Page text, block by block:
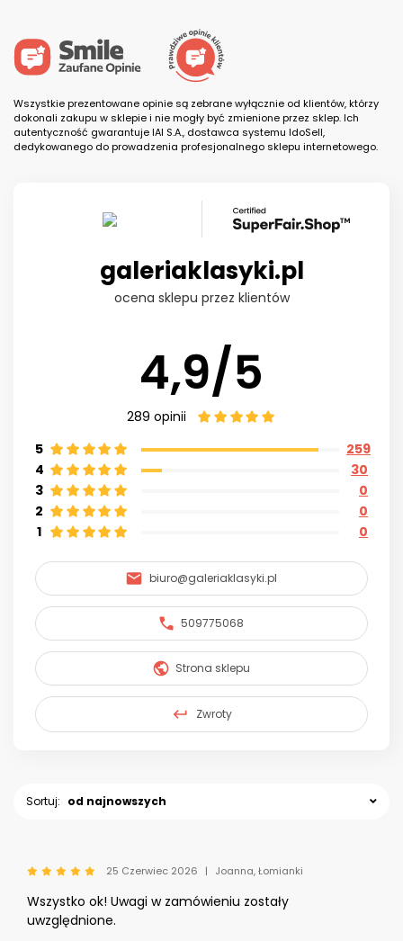
Wszystkie prezentowane opinie są zebrane wyłącznie od klientów, którzy
dokonali zakupu w sklepie i nie mogły być zmienione przez sklep. Ich
autentyczność gwarantuje IAI S.A., dostawca systemu IdoSell,
dedykowanego do prowadzenia profesjonalnego sklepu internetowego.
galeriaklasyki.pl
ocena sklepu przez klientów
4,9/5
289 opinii
5
259
4
30
3
0
2
0
1
0
biuro@galeriaklasyki.pl
509775068
Strona sklepu
Zwroty
Sortuj: od najnowszych
25 Czerwiec 2026 Joanna, Łomianki
Wszystko ok! Uwagi w zamówieniu zostały
uwzględnione.